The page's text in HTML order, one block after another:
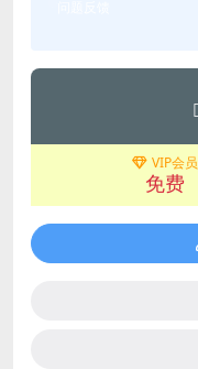
VIP会员
免费